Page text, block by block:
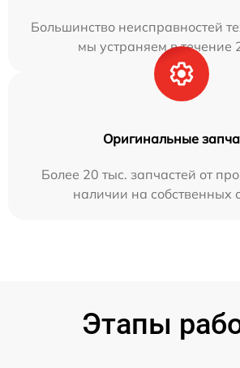
Большинство неисправностей
мы устраняем в течение
Оригинальные
Более 20 тыс. запчастей от
наличии на собственных
Этапы